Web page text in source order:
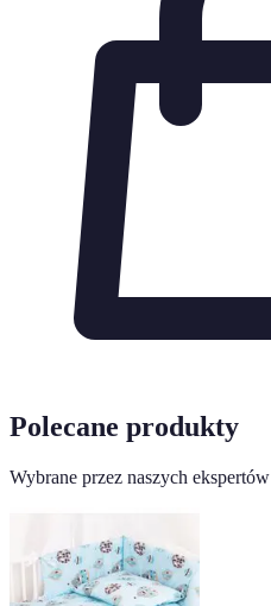
Polecane produkty
Wybrane przez naszych ekspertów